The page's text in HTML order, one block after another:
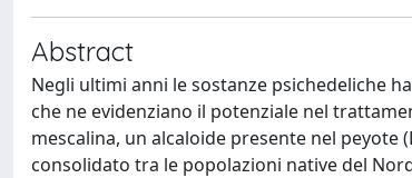
Abstract
Negli ultimi anni le sostanze psichedeliche
che ne evidenziano il potenziale nel
mescalina, un alcaloide presente nel
consolidato tra le popolazioni native del